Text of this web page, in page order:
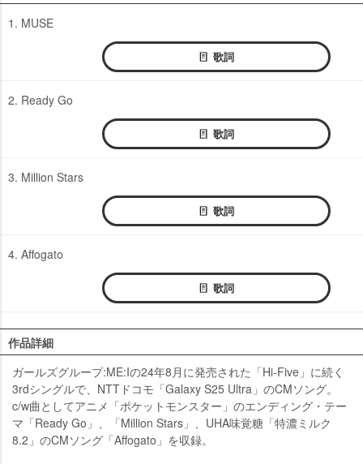
1. MUSE
歌詞
2. Ready Go
歌詞
3. Million Stars
歌詞
4. Affogato
歌詞
作品詳細
ガールズグループ:ME:Iの24年8月に発売された「Hi-Five」に続く
3rdシングルで、NTTドコモ「Galaxy S25 Ultra」のCMソング。
c/w曲としてアニメ「ポケットモンスター」のエンディング・テー
マ「Ready Go」、「Million Stars」、UHA味覚糖「特濃ミルク
8.2」のCMソング「Affogato」を収録。